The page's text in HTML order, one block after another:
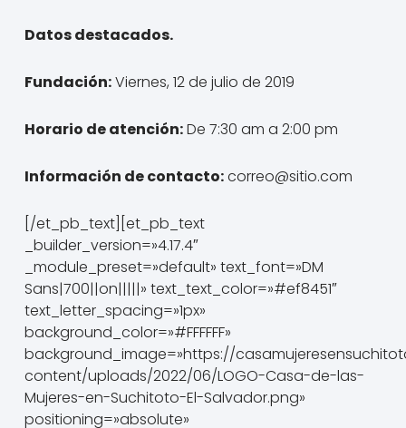
Datos destacados.
Fundación:Viernes, 12 de julio de 2019
Horario de atención:De 7:30 am a 2:00 pm
Información de contacto:correo@sitio.com
[/et_pb_text][et_pb_text
_builder_version=»4.17.4″
_module_preset=»default» text_font=»DM
Sans|700||on|||||» text_text_color=»#ef8451″
text_letter_spacing=»1px»
background_color=»#FFFFFF»
background_image=»https://
content/uploads/2022/06/LOGO-Casa-de-las-
Mujeres-en-Suchitoto-El-Salvador.png»
positioning=»absolute»